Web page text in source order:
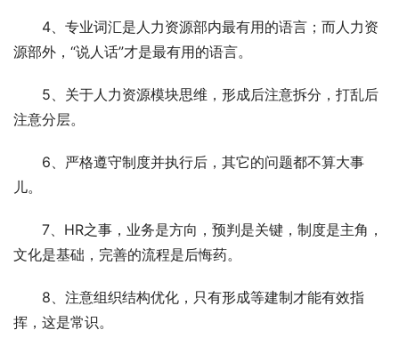
4、专业词汇是人力资源部内最有用的语言；而人力资
源部外，“说人话”才是最有用的语言。
5、关于人力资源模块思维，形成后注意拆分，打乱后
注意分层。
6、严格遵守制度并执行后，其它的问题都不算大事
儿。
7、HR之事，业务是方向，预判是关键，制度是主角，
文化是基础，完善的流程是后悔药。
8、注意组织结构优化，只有形成等建制才能有效指
挥，这是常识。